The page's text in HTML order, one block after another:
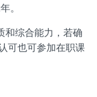
年。
和综合能力，若确
可也可参加在职课